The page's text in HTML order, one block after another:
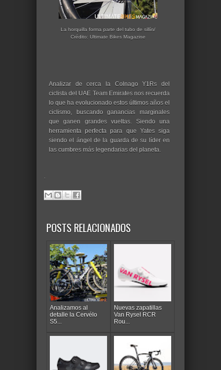
La horquilla forma parte del tubo de sillín/
Crédito: Ultimate Bikes Magazine
Analizar de cerca la Colnago Y1Rs del
ciclista del UAE Team Emirates nos recuerda
lo que ha evolucionado estos últimos años el
ciclismo, buscando ganancias marginales
que ganen grandes vueltas. Siendo una
herramienta perfecta para que Yates siga
siendo el ángel de la guarda de su líder en
las cumbres más legendarias del planeta.
.
POSTS RELACIONADOS
Analizamos al
detalle la Cervélo
S5...
Nuevas zapatillas
Van Rysel RCR
Rou...